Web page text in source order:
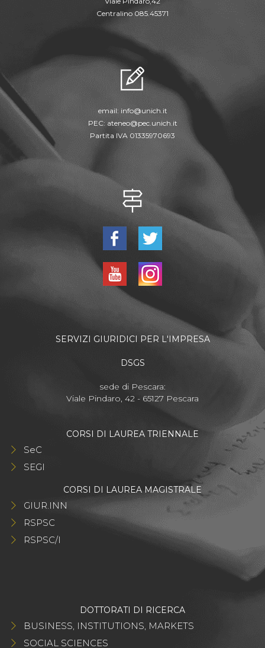
Centralino 085.45371
email: info@unich.it
PEC:ateneo@pec.unich.it
Partita IVA 01335970693
SERVIZI GIURIDICI PER L'IMPRESA
DSGS
sede di Pescara:
Viale Pindaro, 42 - 65127 Pescara
CORSI DI LAUREA TRIENNALE
SeC
SEGI
CORSI DI LAUREA MAGISTRALE
GIUR.INN
RSPSC
RSPSC/I
DOTTORATI DI RICERCA
BUSINESS, INSTITUTIONS, MARKETS
SOCIAL SCIENCES